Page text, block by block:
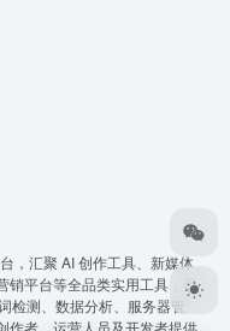
，汇聚 AI 创作工具、新媒体
销平台等全品类实用工具，覆
测、数据分析、服务器管
作者、运营人员及开发者提供